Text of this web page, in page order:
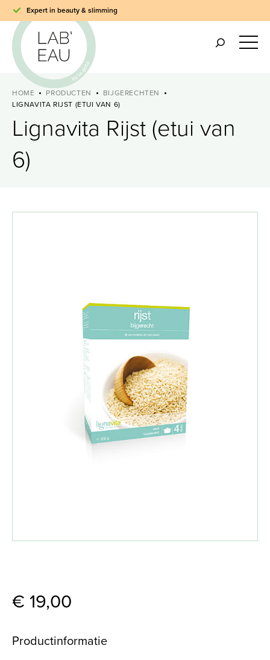
Expert in beauty & slimming
HOME PRODUCTEN
BIJGERECHTEN
LIGNAVITA RIJST (ETUI VAN 6)
Lignavita Rijst (etui van
6)
€ 19,00
Productinformatie